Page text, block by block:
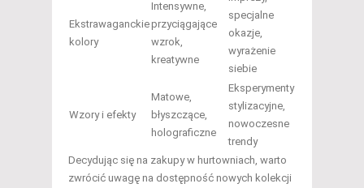
Ekstrawaganckie
kolory
Intensywne,
przyciągające
wzrok,
kreatywne
specjalne
okazje,
wyrażenie
siebie
Wzory i efekty
Matowe,
błyszczące,
holograficzne
Eksperymenty
stylizacyjne,
nowoczesne
trendy
Decydując się na zakupy w hurtowniach, warto
zwrócić uwagę na dostępność nowych kolekcji